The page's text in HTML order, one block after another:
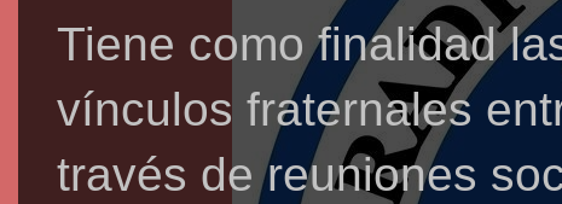
Tiene como finalidad
vínculos fraternales
través de reuniones